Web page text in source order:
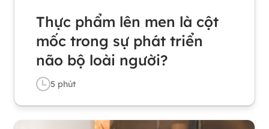
Thực phẩm lên men là cột
mốc trong sự phát triển
não bộ loài người?
5 phút